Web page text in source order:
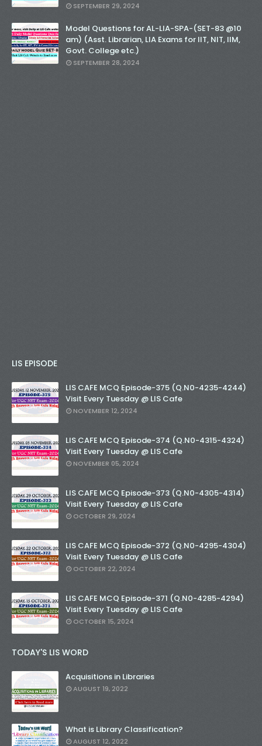
SEPTEMBER 29, 2024
Model Questions for AL-LIA-SPA-(SET-83 @10
am) (Asst. Librarian, LIA Exams for IIT, NIT, IIM,
Govt. College etc.)
SEPTEMBER 28, 2024
LIS EPISODE
LIS CAFE MCQ Episode-375 (Q.N0-4235-4244)
Visit Every Tuesday @ LIS Cafe
NOVEMBER 12, 2024
LIS CAFE MCQ Episode-374 (Q.N0-4315-4324)
Visit Every Tuesday @ LIS Cafe
NOVEMBER 05, 2024
LIS CAFE MCQ Episode-373 (Q.N0-4305-4314)
Visit Every Tuesday @ LIS Cafe
OCTOBER 29, 2024
LIS CAFE MCQ Episode-372 (Q.N0-4295-4304)
Visit Every Tuesday @ LIS Cafe
OCTOBER 22, 2024
LIS CAFE MCQ Episode-371 (Q.N0-4285-4294)
Visit Every Tuesday @ LIS Cafe
OCTOBER 15, 2024
TODAY'S LIS WORD
Acquisitions in Libraries
AUGUST 19, 2022
What is Library Classification?
AUGUST 12, 2022